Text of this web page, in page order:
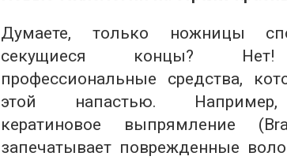
Думаете, только ножницы
секущиеся концы? Нет!
профессиональные средства,
этой напастью. Например,
кератиновое выпрямление
запечатывает поврежденные